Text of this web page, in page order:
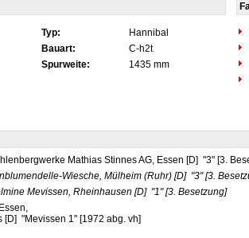
Typ: Hannibal
Bauart: C-h2t
Spurweite: 1435 mm
Mathias Stinnes AG, Essen [D] "3" [3.
Wiesche, Mülheim (Ruhr) [D] "3" [3.
Mevissen, Rheinhausen [D] "1" [3. Besetzung]
[D] "Mevissen 1" [1972 abg. vh]